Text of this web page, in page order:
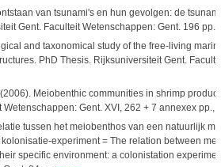
van tsunami's en hun gevolgen: de
Gent. Faculteit Wetenschappen: Gent. 196 pp.,
and taxonomical study of the free-living
PhD Thesis. Rijksuniversiteit Gent.
Meiobenthic communities in shrimp
Wetenschappen: Gent. XVI, 262 + 7 annexex pp.,
tussen het meiobenthos van een natuurlijk
experiment = The relation between
specific environment: a colonistation